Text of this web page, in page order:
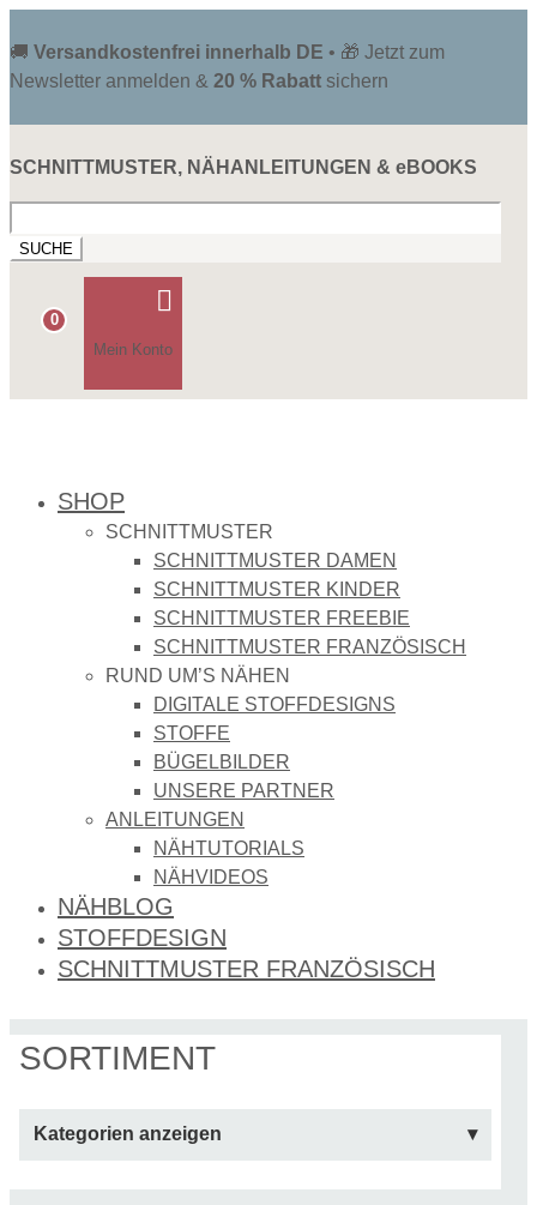
🚚 Versandkostenfrei innerhalb DE • 🎁 Jetzt zum
Newsletter anmelden & 20 % Rabatt sichern
SCHNITTMUSTER, NÄHANLEITUNGEN & eBOOKS
nach:
0

Mein Konto
SHOP
SCHNITTMUSTER
SCHNITTMUSTER DAMEN
SCHNITTMUSTER KINDER
SCHNITTMUSTER FREEBIE
SCHNITTMUSTER FRANZÖSISCH
RUND UM’S NÄHEN
DIGITALE STOFFDESIGNS​
STOFFE
BÜGELBILDER
UNSERE PARTNER
ANLEITUNGEN
NÄHTUTORIALS
NÄHVIDEOS
NÄHBLOG
STOFFDESIGN
SCHNITTMUSTER FRANZÖSISCH
SORTIMENT
Kategorien anzeigen